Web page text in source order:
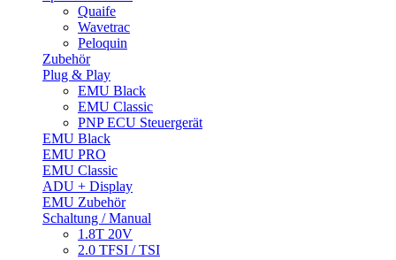
Quaife
Wavetrac
Peloquin
Zubehör
Plug & Play
EMU Black
EMU Classic
PNP ECU Steuergerät
EMU Black
EMU PRO
EMU Classic
ADU + Display
EMU Zubehör
Schaltung / Manual
1.8T 20V
2.0 TFSI / TSI